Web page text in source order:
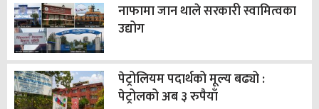
नाफामा जान थाले सरकारी स्वामित्वका
उद्योग
पेट्रोलियम पदार्थको मूल्य बढ्यो :
पेट्रोलको अब ३ रुपैयाँ